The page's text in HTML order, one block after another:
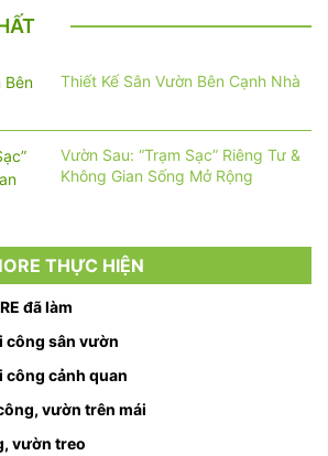
Thiết Kế Sân Vườn Bên Cạnh Nhà
Vườn Sau: “Trạm Sạc” Riêng Tư &
Không Gian Sống Mở Rộng
THỰC HIỆN
đã làm
công sân vườn
công cảnh quan
vườn trên mái
vườn treo